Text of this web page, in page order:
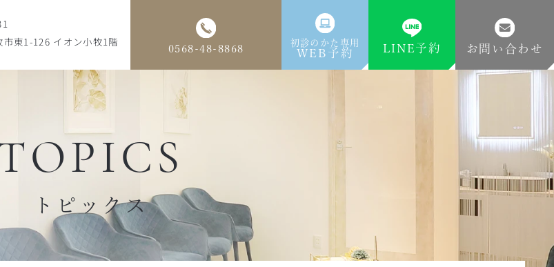
市東1-126 イオン小牧1階
0568-48-8868
初診のかた専用
WEB予約 LINE予約 お問い合わせ
トピックス